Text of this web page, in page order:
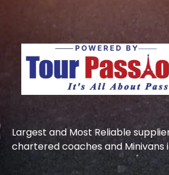
Largest and Most Reliable
chartered coaches and Minivans